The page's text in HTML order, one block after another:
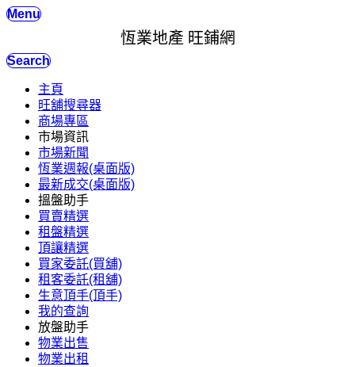
Menu
恆業地產 旺鋪網
Search
主頁
旺舖搜尋器
商場專區
市場資訊
市場新聞
恆業週報(桌面版)
最新成交(桌面版)
搵盤助手
買賣精選
租盤精選
頂讓精選
買家委託(買舖)
租客委託(租舖)
生意頂手(頂手)
我的查詢
放盤助手
物業出售
物業出租